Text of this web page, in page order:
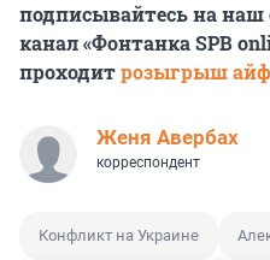
подписывайтесь на
канал «Фонтанка SPB
проходитрозыгрыш
Женя Авербах
корреспондент
Конфликт на Украине